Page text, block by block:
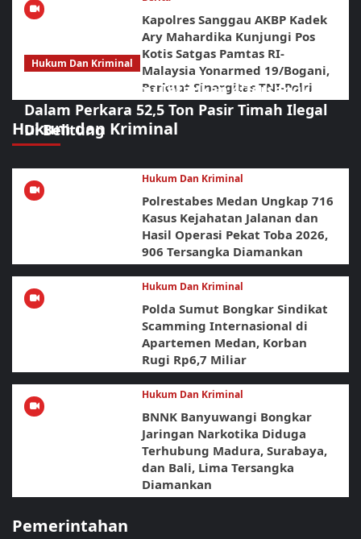
Kapolres Sanggau AKBP Kadek
Ary Mahardika Kunjungi Pos
Kotis Satgas Pamtas RI-
Malaysia Yonarmed 19/Bogani,
Perkuat Sinergitas TNI-Polri
Hukum dan Kriminal
Hukum Dan Kriminal
Polda Babel Resmi Tetapkan 4 Tersangka
Dalam Perkara 52,5 Ton Pasir Timah Ilegal
Di Belitung
Hukum Dan Kriminal
Polrestabes Medan Ungkap 716
Kasus Kejahatan Jalanan dan
Hasil Operasi Pekat Toba 2026,
906 Tersangka Diamankan
Hukum Dan Kriminal
Polda Sumut Bongkar Sindikat
Scamming Internasional di
Apartemen Medan, Korban
Rugi Rp6,7 Miliar
Hukum Dan Kriminal
BNNK Banyuwangi Bongkar
Jaringan Narkotika Diduga
Terhubung Madura, Surabaya,
dan Bali, Lima Tersangka
Diamankan
Pemerintahan